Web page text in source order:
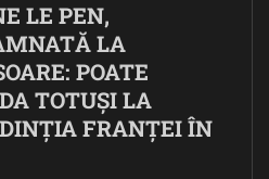
LE PEN,
LA
POATE
TOTUȘI LA
FRANȚEI ÎN